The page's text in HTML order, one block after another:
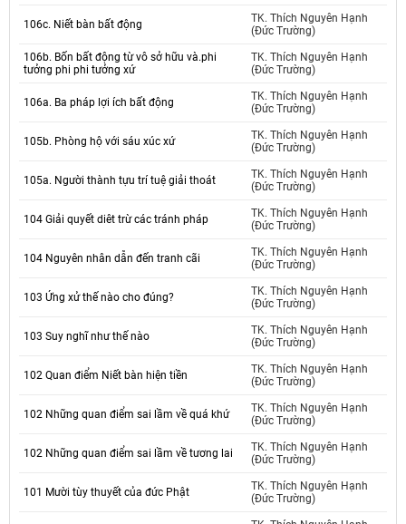
106c. Niết bàn bất động
TK. Thích Nguyên Hạnh
(Đức Trường)
106b. Bốn bất động từ vô sở hữu và.phi
tưởng phi phi tưởng xứ
TK. Thích Nguyên Hạnh
(Đức Trường)
106a. Ba pháp lợi ích bất động
TK. Thích Nguyên Hạnh
(Đức Trường)
105b. Phòng hộ với sáu xúc xứ
TK. Thích Nguyên Hạnh
(Đức Trường)
105a. Người thành tựu trí tuệ giải thoát
TK. Thích Nguyên Hạnh
(Đức Trường)
104 Giải quyết diêt trừ các tránh pháp
TK. Thích Nguyên Hạnh
(Đức Trường)
104 Nguyên nhân dẫn đến tranh cãi
TK. Thích Nguyên Hạnh
(Đức Trường)
103 Ứng xử thế nào cho đúng?
TK. Thích Nguyên Hạnh
(Đức Trường)
103 Suy nghĩ như thế nào
TK. Thích Nguyên Hạnh
(Đức Trường)
102 Quan điểm Niết bàn hiện tiền
TK. Thích Nguyên Hạnh
(Đức Trường)
102 Những quan điểm sai lầm về quá khứ
TK. Thích Nguyên Hạnh
(Đức Trường)
102 Những quan điểm sai lầm về tương lai
TK. Thích Nguyên Hạnh
(Đức Trường)
101 Mười tùy thuyết của đức Phật
TK. Thích Nguyên Hạnh
(Đức Trường)